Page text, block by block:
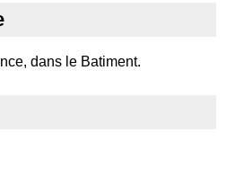
dans le Batiment.